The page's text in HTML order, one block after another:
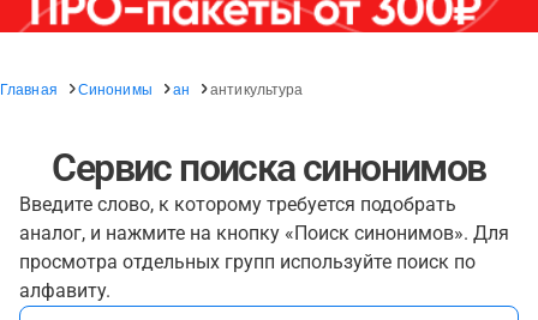
Главная Синонимы ан антикультура
Сервис поиска синонимов
Введите слово, к которому требуется подобрать
аналог, и нажмите на кнопку «Поиск синонимов». Для
просмотра отдельных групп используйте поиск по
алфавиту.